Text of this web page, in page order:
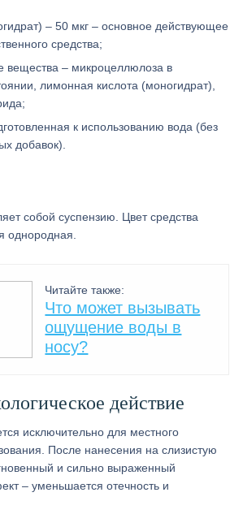
– 50 мкг – основное действующее
средства;
вещества – микроцеллюлоза в
лимонная кислота (моногидрат),
к использованию вода (без
добавок).
собой суспензию. Цвет средства
однородная.
Читайте также:
Что может вызывать
ощущение воды в
носу?
действие
исключительно для местного
После нанесения на слизистую
и сильно выраженный
– уменьшается отечность и